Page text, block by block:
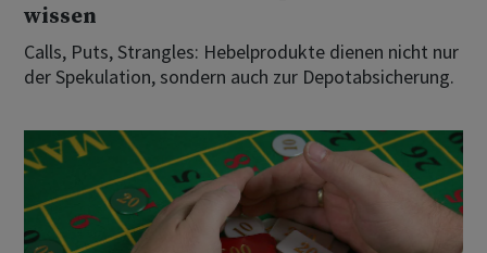
wissen
Calls, Puts, Strangles: Hebelprodukte dienen nicht nur
der Spekulation, sondern auch zur Depotabsicherung.